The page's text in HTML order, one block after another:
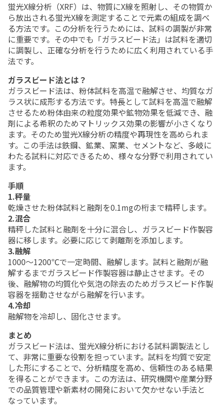
蛍光X線分析（XRF）は、物質にX線を照射し、その物質か
ら放出される蛍光X線を測定することで元素の組成を調べ
る方法です。この分析を行うためには、試料の調製が非常
に重要です。その中でも「ガラスビード法」は試料を適切
に調製し、正確な分析を行うために広く利用されている手
法です。
ガラスビード法とは？
ガラスビード法は、粉体試料を高温で融解させ、均質なガ
ラス状に成形する方法です。特長として試料を高温で融解
させるため粉体由来の粒度効果や鉱物効果を低減でき、融
剤による希釈のためマトリックス効果の影響が小さくなり
ます。そのため蛍光X線分析の精度や再現性を高められま
す。この手法は鉄鋼、鉱業、窯業、セメントなど、多岐に
わたる試料に対応できるため、様々な分野で利用されてい
ます。
手順
1.秤量
乾燥させた粉体試料と融剤を0.1mgの桁まで精秤します。
2.混合
精秤した試料と融剤を十分に混合し、ガラスビード作製容
器に移します。必要に応じて剥離剤を添加します。
3.融解
1000～1200℃で一定時間、融解します。試料と融剤が融
解するまでガラスビード作製容器は静止させます。その
後、融解物の均質化や気泡の除去のためガラスビード作製
容器を揺動させながら融解を行います。
4.冷却
融解物を冷却し、固化させます。
まとめ
ガラスビード法は、蛍光X線分析における試料調製法とし
て、非常に重要な役割を担っています。試料を均質で安定
した形にすることで、分析精度を高め、信頼性のある結果
を得ることができます。この方法は、研究機関や産業分野
での品質管理や新素材の開発において欠かせない手法と
なっています。